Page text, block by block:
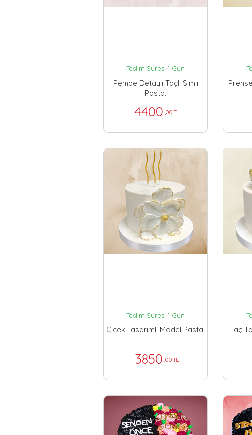
Teslim Süresi 1 Gün
Pembe Detaylı Taçlı Simli
Pasta.
4400 ,00 TL
Teslim Süresi 1 Gün
Çiçek Tasarımlı Model Pasta.
3850 ,00 TL
Taç